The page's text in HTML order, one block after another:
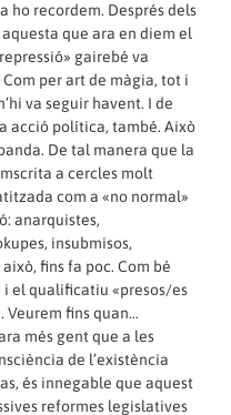
ho recordem. Després dels
que ara en diem el
gairebé va
per art de màgia, tot i
va seguir havent. I de
acció política, també. Això
De tal manera que la
a cercles molt
com a «no normal»
anarquistes,
insubmisos,
fins fa poc. Com bé
i el qualificatiu «presos/es
Veurem fins quan…
més gent que a les
de l’existència
és innegable que aquest
reformes legislatives